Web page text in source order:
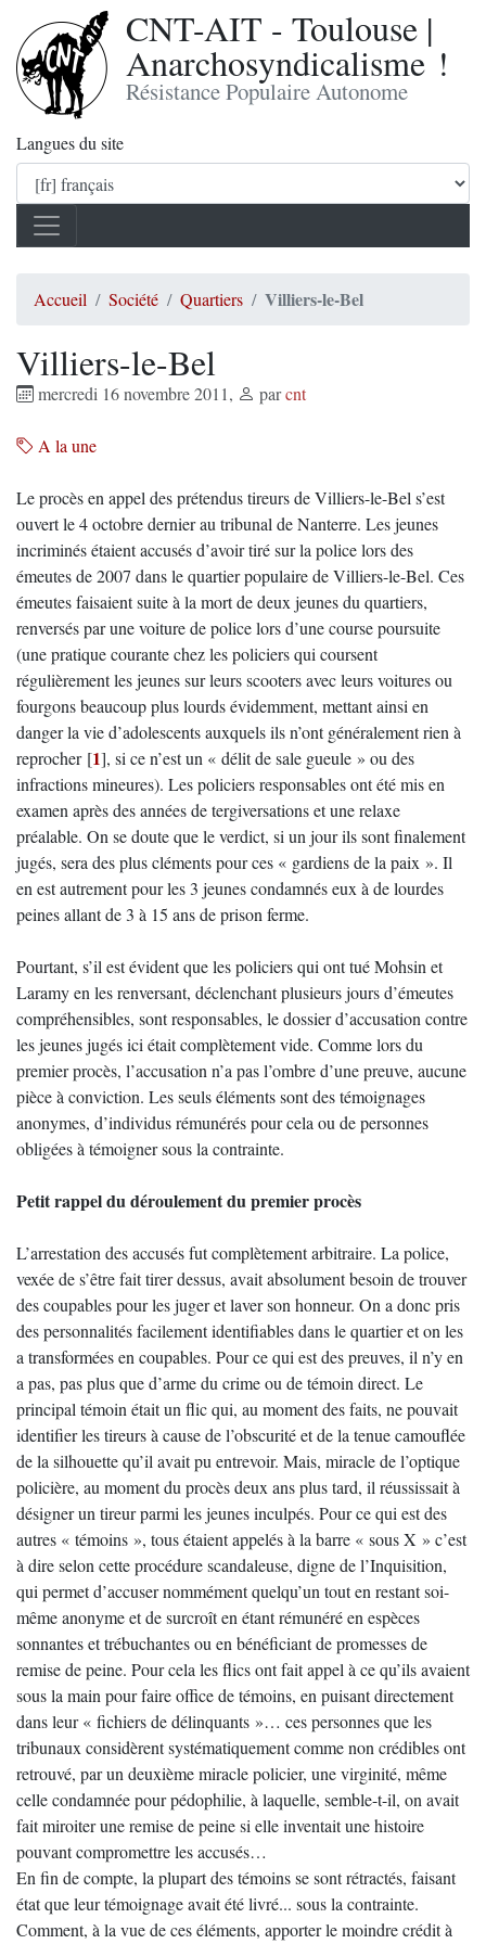
CNT-AIT - Toulouse |
Anarchosyndicalisme !
Résistance Populaire Autonome
Langues du site
Accueil Société Quartiers Villiers-le-Bel
Villiers-le-Bel
mercredi 16 novembre 2011, parcnt
A la une
Le procès en appel des prétendus tireurs de Villiers-le-Bel s’est
ouvert le 4 octobre dernier au tribunal de Nanterre. Les jeunes
incriminés étaient accusés d’avoir tiré sur la police lors des
émeutes de 2007 dans le quartier populaire de Villiers-le-Bel. Ces
émeutes faisaient suite à la mort de deux jeunes du quartiers,
renversés par une voiture de police lors d’une course poursuite
(une pratique courante chez les policiers qui coursent
régulièrement les jeunes sur leurs scooters avec leurs voitures ou
fourgons beaucoup plus lourds évidemment, mettant ainsi en
danger la vie d’adolescents auxquels ils n’ont généralement rien à
reprocher[1], si ce n’est un « délit de sale gueule » ou des
infractions mineures). Les policiers responsables ont été mis en
examen après des années de tergiversations et une relaxe
préalable. On se doute que le verdict, si un jour ils sont finalement
jugés, sera des plus cléments pour ces « gardiens de la paix ». Il
en est autrement pour les 3 jeunes condamnés eux à de lourdes
peines allant de 3 à 15 ans de prison ferme.
Pourtant, s’il est évident que les policiers qui ont tué Mohsin et
Laramy en les renversant, déclenchant plusieurs jours d’émeutes
compréhensibles, sont responsables, le dossier d’accusation contre
les jeunes jugés ici était complètement vide. Comme lors du
premier procès, l’accusation n’a pas l’ombre d’une preuve, aucune
pièce à conviction. Les seuls éléments sont des témoignages
anonymes, d’individus rémunérés pour cela ou de personnes
obligées à témoigner sous la contrainte.
Petit rappel du déroulement du premier procès
L’arrestation des accusés fut complètement arbitraire. La police,
vexée de s’être fait tirer dessus, avait absolument besoin de trouver
des coupables pour les juger et laver son honneur. On a donc pris
des personnalités facilement identifiables dans le quartier et on les
a transformées en coupables. Pour ce qui est des preuves, il n’y en
a pas, pas plus que d’arme du crime ou de témoin direct. Le
principal témoin était un flic qui, au moment des faits, ne pouvait
identifier les tireurs à cause de l’obscurité et de la tenue camouflée
de la silhouette qu’il avait pu entrevoir. Mais, miracle de l’optique
policière, au moment du procès deux ans plus tard, il réussissait à
désigner un tireur parmi les jeunes inculpés. Pour ce qui est des
autres « témoins », tous étaient appelés à la barre « sous X » c’est
à dire selon cette procédure scandaleuse, digne de l’Inquisition,
qui permet d’accuser nommément quelqu’un tout en restant soi-
même anonyme et de surcroît en étant rémunéré en espèces
sonnantes et trébuchantes ou en bénéficiant de promesses de
remise de peine. Pour cela les flics ont fait appel à ce qu’ils avaient
sous la main pour faire office de témoins, en puisant directement
dans leur « fichiers de délinquants »… ces personnes que les
tribunaux considèrent systématiquement comme non crédibles ont
retrouvé, par un deuxième miracle policier, une virginité, même
celle condamnée pour pédophilie, à laquelle, semble-t-il, on avait
fait miroiter une remise de peine si elle inventait une histoire
pouvant compromettre les accusés…
En fin de compte, la plupart des témoins se sont rétractés, faisant
état que leur témoignage avait été livré... sous la contrainte.
Comment, à la vue de ces éléments, apporter le moindre crédit à